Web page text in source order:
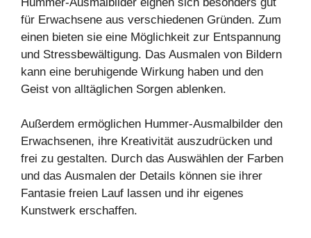
für Erwachsene aus verschiedenen Gründen. Zum
einen bieten sie eine Möglichkeit zur Entspannung
und Stressbewältigung. Das Ausmalen von Bildern
kann eine beruhigende Wirkung haben und den
Geist von alltäglichen Sorgen ablenken.
Außerdem ermöglichen Hummer-Ausmalbilder den
Erwachsenen, ihre Kreativität auszudrücken und
frei zu gestalten. Durch das Auswählen der Farben
und das Ausmalen der Details können sie ihrer
Fantasie freien Lauf lassen und ihr eigenes
Kunstwerk erschaffen.